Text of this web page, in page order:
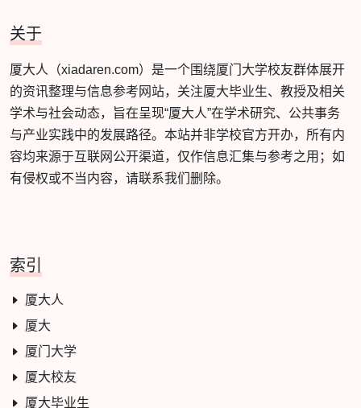
关于
厦大人（xiadaren.com）是一个围绕厦门大学校友群体展开
的资讯整理与信息参考网站，关注厦大毕业生、教授及相关
学术与社会动态，旨在呈现“厦大人”在学术研究、公共事务
与产业实践中的发展路径。本站并非学校官方开办，所有内
容均来源于互联网公开渠道，仅作信息汇集与参考之用；如
有侵权或不当内容，请联系我们删除。
索引
厦大人
厦大
厦门大学
厦大校友
厦大毕业生